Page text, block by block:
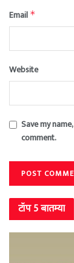
Email *
Website
Save my
comment.
टॉप 5 बातम्या